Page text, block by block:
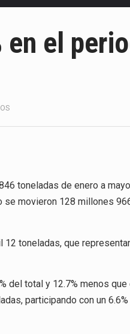
alcanzó 102,581 millones
a través de su Segunda
de
inversión total de
Casaubon, sostuvo una
semanales omitió precisar
Presidencial para la
en el
ENtoneladas de enero a
se movieron 128 millones
toneladas, que
del total y 12.7% menos que
participando con un